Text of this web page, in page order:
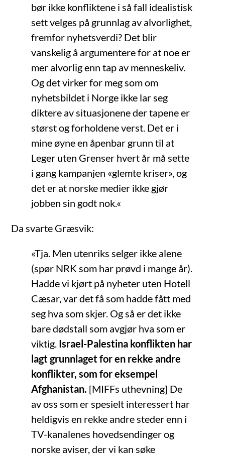
bør ikke konfliktene i så fall idealistisk
sett velges på grunnlag av alvorlighet,
fremfor nyhetsverdi? Det blir
vanskelig å argumentere for at noe er
mer alvorlig enn tap av menneskeliv.
Og det virker for meg somom
nyhetsbildet i Norge ikke lar seg
diktere av situasjonene der tapene er
størst og forholdene verst. Det er i
mine øyne en åpenbar grunn til at
Leger uten Grenser hvert år må sette
i gang kampanjen «glemte kriser», og
det er at norske medier ikke gjør
jobben sin godt nok.«
Da svarte Græsvik:
«Tja. Men utenriks selger ikke alene
(spør NRK som har prøvd i mange år).
Hadde vi kjørt på nyheter uten Hotell
Cæsar, var det få som hadde fått med
seg hva som skjer. Og så er det ikke
bare dødstall som avgjør hva som er
viktig. Israel-Palestina konflikten har
lagt grunnlaget for en rekke andre
konflikter, som for eksempel
Afghanistan. [MIFFs uthevning] De
av oss som er spesielt interessert har
heldigvis en rekke andre steder enn i
TV-kanalenes hovedsendinger og
norske aviser, der vi kan søke